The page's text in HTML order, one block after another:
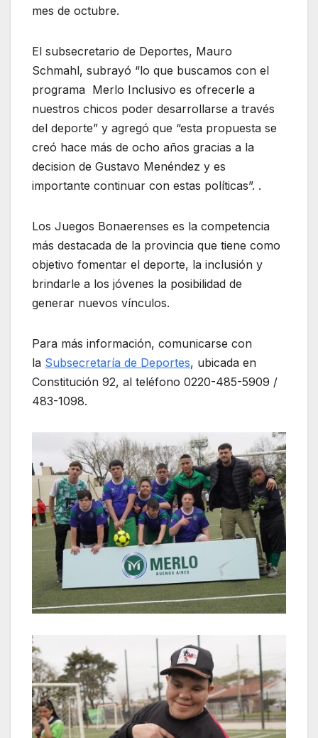
mes de octubre.
El subsecretario de Deportes, Mauro
Schmahl, subrayó “lo que buscamos con el
programa Merlo Inclusivo es ofrecerle a
nuestros chicos poder desarrollarse a través
del deporte” y agregó que “esta propuesta se
creó hace más de ocho años gracias a la
decision de Gustavo Menéndez y es
importante continuar con estas políticas”. .
Los Juegos Bonaerenses es la competencia
más destacada de la provincia que tiene como
objetivo fomentar el deporte, la inclusión y
brindarle a los jóvenes la posibilidad de
generar nuevos vínculos.
Para más información, comunicarse con
la Subsecretaría de Deportes, ubicada en
Constitución 92, al teléfono 0220-485-5909 /
483-1098.